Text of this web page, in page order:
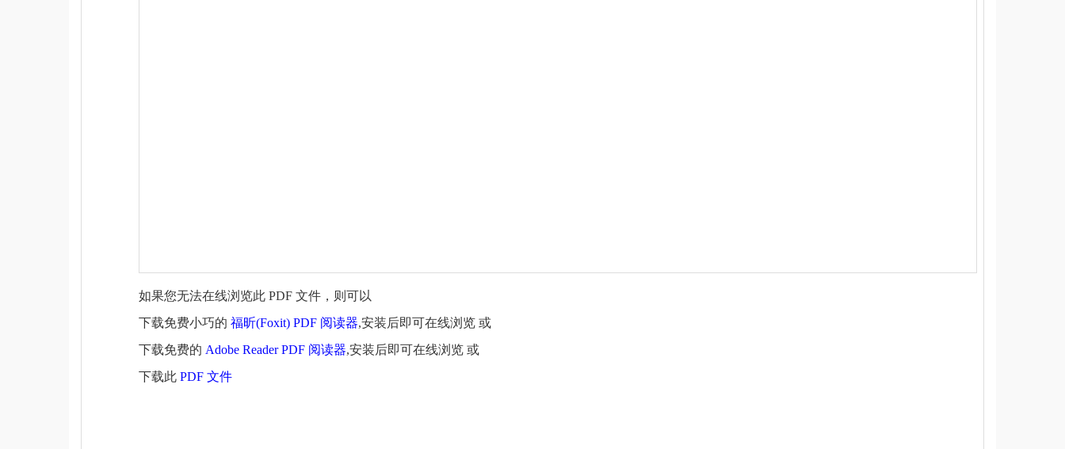
如果您无法在线浏览此 PDF 文件，则可以
下载免费小巧的 福昕(Foxit) PDF 阅读器,安装后即可在线浏览 或
下载免费的 Adobe Reader PDF 阅读器,安装后即可在线浏览 或
下载此 PDF 文件